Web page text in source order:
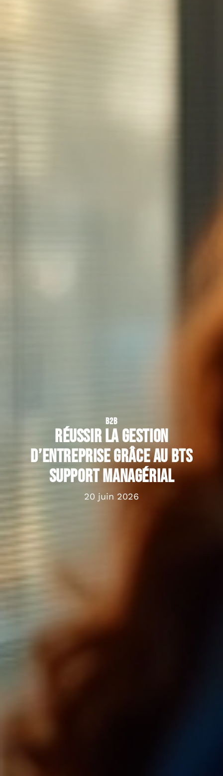
B2B
Réussir la gestion
d’entreprise grâce au BTS
support managérial
20 juin 2026